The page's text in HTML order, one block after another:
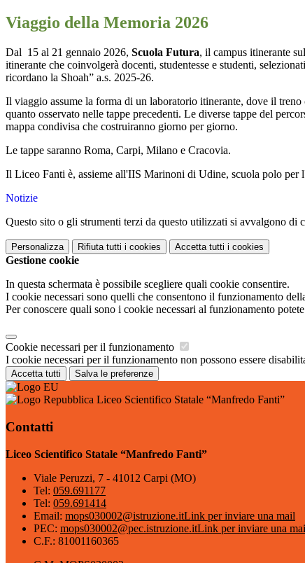
Viaggio della Memoria 2026
Dal 15 al 21 gennaio 2026, Scuola Futura, il campus itinerante
itinerante che coinvolgerà docenti, studentesse e studenti,
ricordano la Shoah” a.s. 2025-26.
Il viaggio assume la forma di un laboratorio itinerante, dove il
quanto osservato nelle tappe precedenti. Le diverse tappe del
mappa condivisa che costruiranno giorno per giorno.
Le tappe saranno Roma, Carpi, Milano e Cracovia.
Il Liceo Fanti è, assieme all'IIS Marinoni di Udine, scuola polo per
Notizie
Questo sito o gli strumenti terzi da questo utilizzati si avvalgono
Personalizza Rifiuta tutti i cookies Accetta tutti i cookies
Gestione cookie
In questa schermata è possibile scegliere quali cookie consentire.
I cookie necessari sono quelli che consentono il funzionamento
Per conoscere quali sono i cookie necessari al funzionamento
Cookie necessari per il funzionamento
I cookie necessari per il funzionamento non possono essere
Accetta tutti Salva le preferenze
Liceo Scientifico Statale “Manfredo Fanti”
Contatti
Liceo Scientifico Statale “Manfredo Fanti”
Viale Peruzzi, 7 - 41012 Carpi (MO)
Tel: 059.691177
Tel: 059.691414
Email: mops030002@istruzione.itLink per inviare una mail
PEC: mops030002@pec.istruzione.itLink per inviare una
C.F.: 81001160365